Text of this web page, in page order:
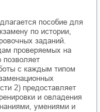
пособие для
по истории,
заданий.
проверяемых на
позволяет
с каждым типом
2) предоставляет
и овладения
умениями и